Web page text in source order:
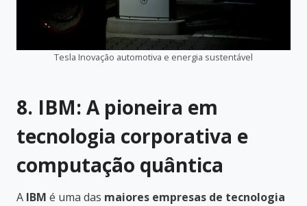
Tesla Inovação automotiva e energia sustentável
8. IBM: A pioneira em
tecnologia corporativa e
computação quântica
A IBM é uma das maiores empresas de tecnologia